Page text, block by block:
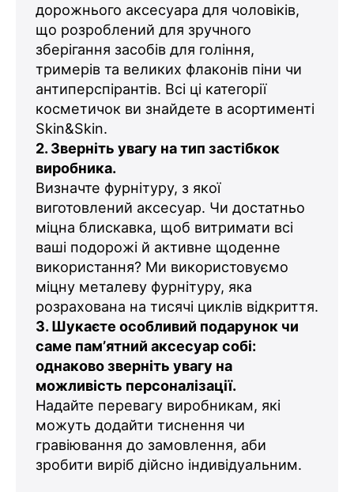
дорожнього аксесуара для чоловіків,
що розроблений для зручного
зберігання засобів для гоління,
тримерів та великих флаконів піни чи
антиперспірантів. Всі ці категорії
косметичок ви знайдете в асортименті
Skin&Skin.
2. Зверніть увагу на тип застібкок
виробника.
Визначте фурнітуру, з якої
виготовлений аксесуар. Чи достатньо
міцна блискавка, щоб витримати всі
ваші подорожі й активне щоденне
використання? Ми використовуємо
міцну металеву фурнітуру, яка
розрахована на тисячі циклів відкриття.
3. Шукаєте особливий подарунок чи
саме памʼятний аксесуар собі:
однаково зверніть увагу на
можливість персоналізації.
Надайте перевагу виробникам, які
можуть додайти тиснення чи
гравіювання до замовлення, аби
зробити виріб дійсно індивідуальним.